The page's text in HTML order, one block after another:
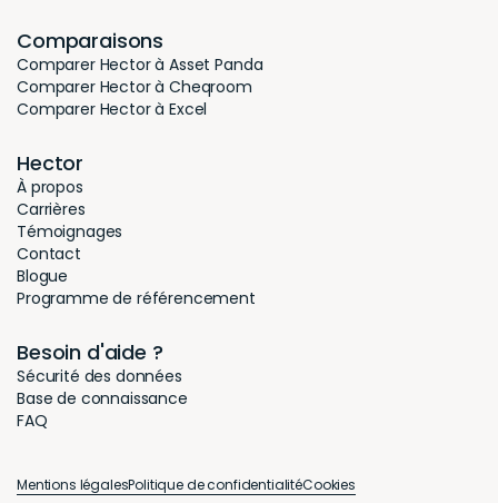
Comparaisons
Comparer Hector à Asset Panda
Comparer Hector à Cheqroom
Comparer Hector à Excel
Hector
À propos
Carrières
Témoignages
Contact
Blogue
Programme de référencement
Besoin d'aide ?
Sécurité des données
Base de connaissance
FAQ
Mentions légalesPolitique de confidentialitéCookies